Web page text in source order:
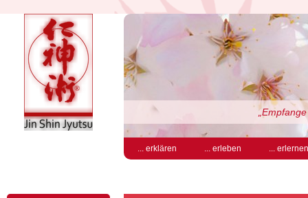
... erklären ... erleben ... erlernen